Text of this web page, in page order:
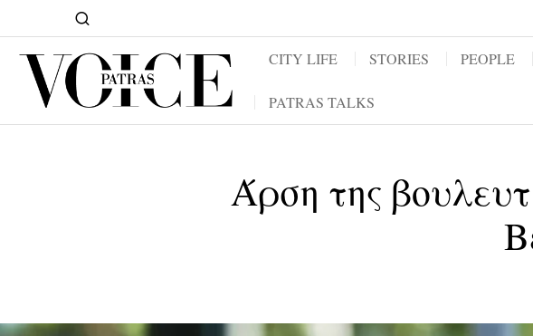
CITY LIFE STORIES PEOPLE
PATRAS TALKS
Άρση της